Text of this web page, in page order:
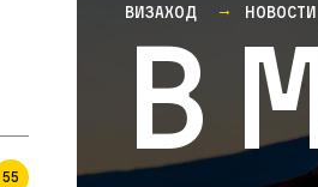
55
Визаход Новости
В